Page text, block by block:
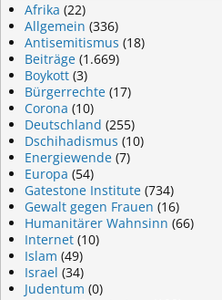
Afrika (22)
Allgemein (336)
Antisemitismus (18)
Beiträge (1.669)
Boykott (3)
Bürgerrechte (17)
Corona (10)
Deutschland (255)
Dschihadismus (10)
Energiewende (7)
Europa (54)
Gatestone Institute (734)
Gewalt gegen Frauen (16)
Humanitärer Wahnsinn (66)
Internet (10)
Islam (49)
Israel (34)
Judentum (0)